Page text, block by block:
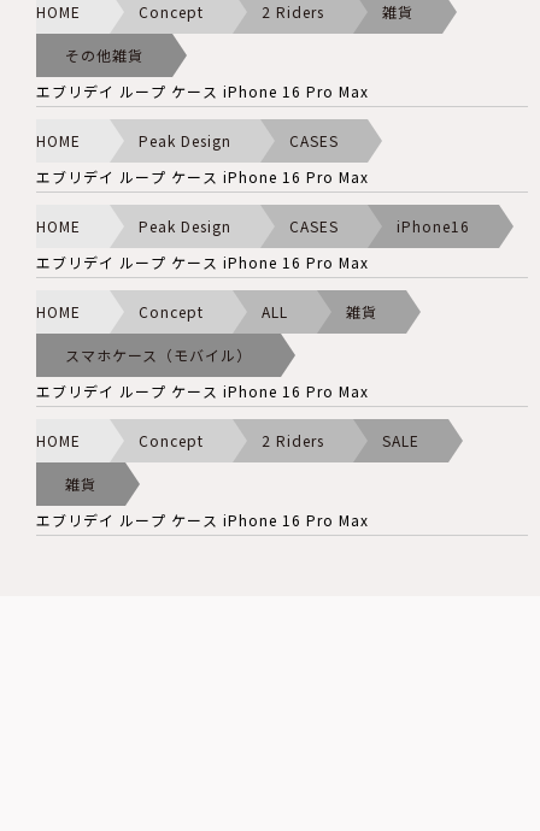
HOME Concept 2 Riders 雑貨
その他雑貨
エブリデイ ループ ケース iPhone 16 Pro Max
HOME Peak Design
CASES
エブリデイ ループ ケース iPhone 16 Pro Max
HOME Peak Design CASES
iPhone16
エブリデイ ループ ケース iPhone 16 Pro Max
HOME Concept ALL 雑貨
スマホケース（モバイル）
エブリデイ ループ ケース iPhone 16 Pro Max
HOME Concept 2 Riders SALE
雑貨
エブリデイ ループ ケース iPhone 16 Pro Max